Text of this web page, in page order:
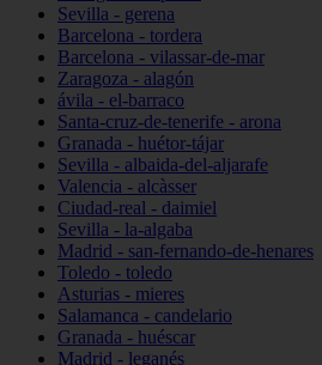
Sevilla - gerena
Barcelona - tordera
Barcelona - vilassar-de-mar
Zaragoza - alagón
ávila - el-barraco
Santa-cruz-de-tenerife - arona
Granada - huétor-tájar
Sevilla - albaida-del-aljarafe
Valencia - alcàsser
Ciudad-real - daimiel
Sevilla - la-algaba
Madrid - san-fernando-de-henares
Toledo - toledo
Asturias - mieres
Salamanca - candelario
Granada - huéscar
Madrid - leganés